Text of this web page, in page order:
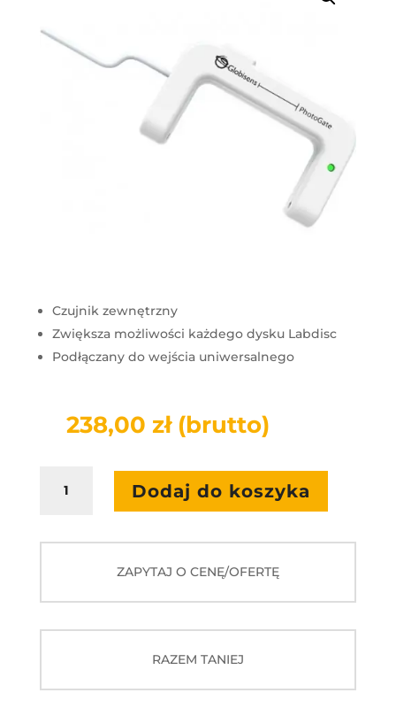
Czujnik zewnętrzny
Zwiększa możliwości każdego dysku Labdisc
Podłączany do wejścia uniwersalnego
238,00 zł (brutto)
Zewnętrzny
Dodaj do koszyka
ZAPYTAJ O CENĘ/OFERTĘ
RAZEM TANIEJ